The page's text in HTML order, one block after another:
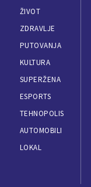
ŽIVOT
ZDRAVLJE
PUTOVANJA
KULTURA
SUPERŽENA
ESPORTS
TEHNOPOLIS
AUTOMOBILI
LOKAL